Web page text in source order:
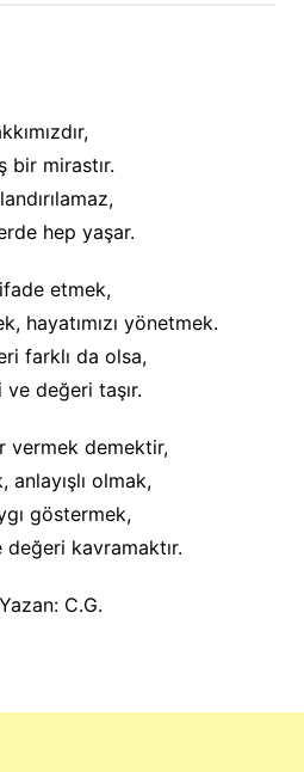
bir mirastır.
hep yaşar.
etmek,
hayatımızı yönetmek.
farklı da olsa,
değeri taşır.
vermek demektir,
olmak,
göstermek,
kavramaktır.
C.G.